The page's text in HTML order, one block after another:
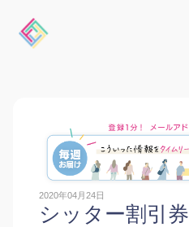
2020年04月24日
シッター割引券